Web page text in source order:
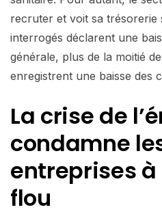
recruter et voit sa trésorerie
interrogés déclarent une
générale, plus de la moitié
enregistrent une baisse des
La crise de
condamne
entreprises
flou